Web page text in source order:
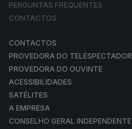
PERGUNTAS FREQUENTES
CONTACTOS
CONTACTOS
PROVEDORA DO TELESPECTADOR
PROVEDORA DO OUVINTE
ACESSIBILIDADES
SATÉLITES
A EMPRESA
CONSELHO GERAL INDEPENDENTE